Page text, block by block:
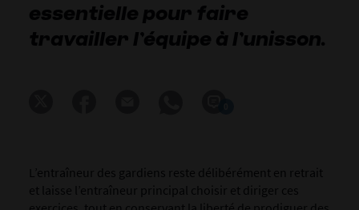
essentielle pour faire
travailler l’équipe à l’unisson.
L’entraîneur des gardiens reste délibérément en retrait
et laisse l’entraîneur principal choisir et diriger ces